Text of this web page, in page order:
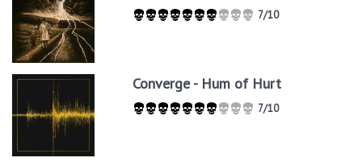
7/10
Converge - Hum of Hurt
7/10